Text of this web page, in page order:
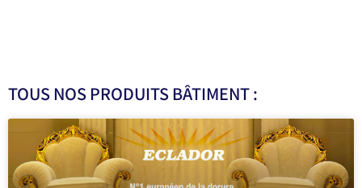
TOUS NOS PRODUITS BÂTIMENT :